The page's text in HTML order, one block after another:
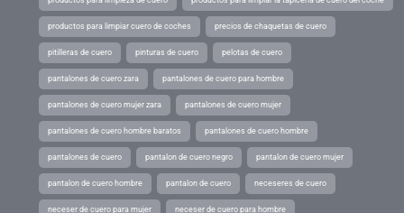
productos para limpiar cuero de coches precios de chaquetas de cuero
pitilleras de cuero pinturas de cuero pelotas de cuero
pantalones de cuero zara pantalones de cuero para hombre
pantalones de cuero mujer zara pantalones de cuero mujer
pantalones de cuero hombre baratos pantalones de cuero hombre
pantalones de cuero pantalon de cuero negro pantalon de cuero mujer
pantalon de cuero hombre pantalon de cuero neceseres de cuero
neceser de cuero para mujer neceser de cuero para hombre